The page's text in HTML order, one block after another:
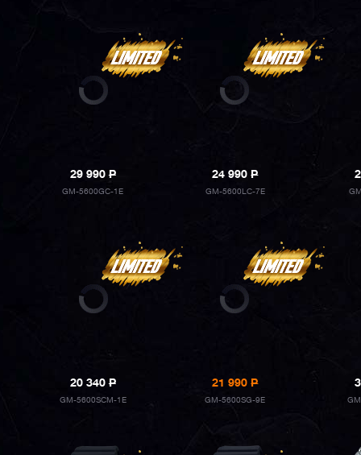
29 990P
GM-5600GC-1E
24 990P
GM-5600LC-7E
20 340P
GM-5600SCM-1E
21 990P
GM-5600SG-9E